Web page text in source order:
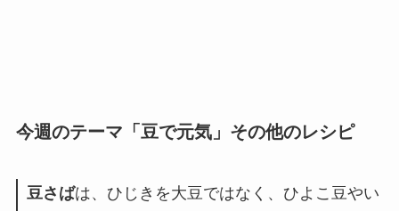
今週のテーマ「豆で元気」その他のレシピ
豆さばは、ひじきを大豆ではなく、ひよこ豆やい